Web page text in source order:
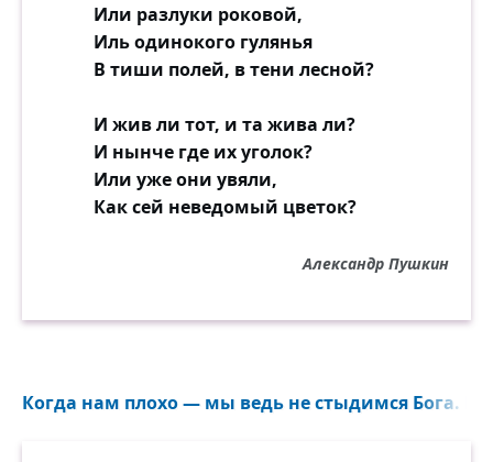
Или разлуки роковой,
Иль одинокого гулянья
В тиши полей, в тени лесной?
И жив ли тот, и та жива ли?
И нынче где их уголок?
Или уже они увяли,
Как сей неведомый цветок?
Александр Пушкин
Когда нам плохо — мы ведь не стыдимся Бога.